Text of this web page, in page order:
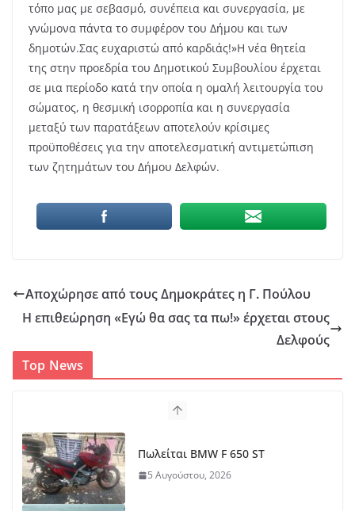
τόπο μας με σεβασμό, συνέπεια και συνεργασία, με
γνώμονα πάντα το συμφέρον του Δήμου και των
δημοτών.Σας ευχαριστώ από καρδιάς!»Η νέα θητεία
της στην προεδρία του Δημοτικού Συμβουλίου έρχεται
σε μια περίοδο κατά την οποία η ομαλή λειτουργία του
σώματος, η θεσμική ισορροπία και η συνεργασία
μεταξύ των παρατάξεων αποτελούν κρίσιμες
προϋποθέσεις για την αποτελεσματική αντιμετώπιση
των ζητημάτων του Δήμου Δελφών.
Αποχώρησε από τους Δημοκράτες η Γ. Πούλου
Η επιθεώρηση «Εγώ θα σας τα πω!» έρχεται στους
Δελφούς
Top News
Πωλείται BMW F 650 ST
5 Αυγούστου, 2026